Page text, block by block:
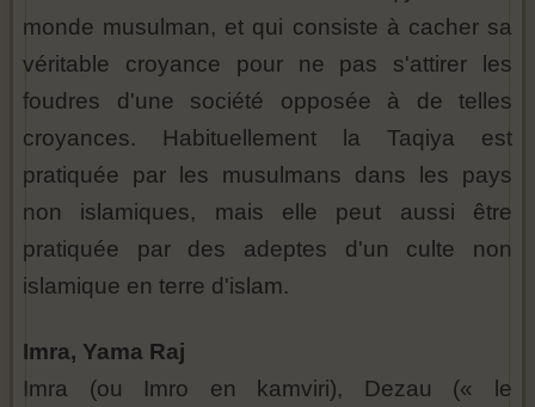
monde musulman, et qui consiste à cacher sa
véritable croyance pour ne pas s'attirer les
foudres d'une société opposée à de telles
croyances. Habituellement la Taqiya est
pratiquée par les musulmans dans les pays
non islamiques, mais elle peut aussi être
pratiquée par des adeptes d'un culte non
islamique en terre d'islam.
Imra, Yama Raj
Imra (ou Imro en kamviri), Dezau (« le